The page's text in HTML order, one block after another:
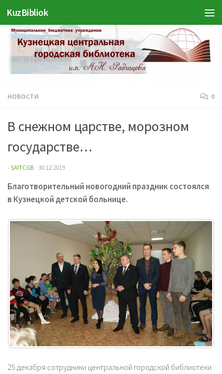
Перейти к содержимому
KuzBibliok
НОВОСТИ 0
В снежном царстве, морозном
государстве…
-SAITCGB · 30.12.2019
Благотворительный новогодний праздник состоялся
в Кузнецкой детской больнице.
25 декабря сотрудники центральной городской библиотеки